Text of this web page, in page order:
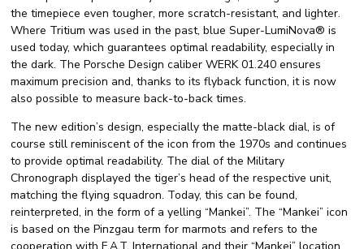
the timepiece even tougher, more scratch-resistant, and lighter.
Where Tritium was used in the past, blue Super-LumiNova® is
used today, which guarantees optimal readability, especially in
the dark. The Porsche Design caliber WERK 01.240 ensures
maximum precision and, thanks to its flyback function, it is now
also possible to measure back-to-back times.
The new edition’s design, especially the matte-black dial, is of
course still reminiscent of the icon from the 1970s and continues
to provide optimal readability. The dial of the Military
Chronograph displayed the tiger’s head of the respective unit,
matching the flying squadron. Today, this can be found,
reinterpreted, in the form of a yelling “Mankei”. The “Mankei” icon
is based on the Pinzgau term for marmots and refers to the